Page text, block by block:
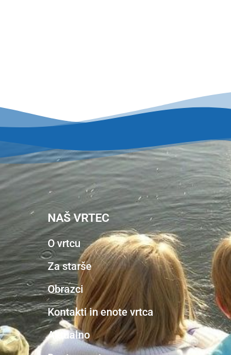
NAŠ VRTEC
O vrtcu
Za starše
Obrazci
Kontakti in enote vrtca
Aktualno